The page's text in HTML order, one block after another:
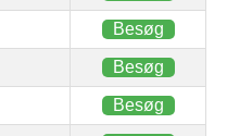
Besøg
Besøg
Besøg